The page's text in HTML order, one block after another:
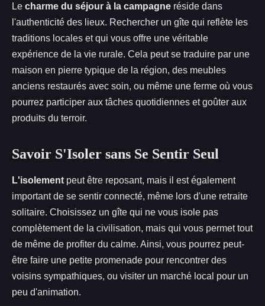
Le charme du séjour à la campagne réside dans
l'authenticité des lieux. Rechercher un gîte qui reflète les
traditions locales et qui vous offre une véritable
expérience de la vie rurale. Cela peut se traduire par une
maison en pierre typique de la région, des meubles
anciens restaurés avec soin, ou même une ferme où vous
pourrez participer aux tâches quotidiennes et goûter aux
produits du terroir.
Savoir S'Isoler sans Se Sentir Seul
L'isolement peut être reposant, mais il est également
important de se sentir connecté, même lors d'une retraite
solitaire. Choisissez un gîte qui ne vous isole pas
complètement de la civilisation, mais qui vous permet tout
de même de profiter du calme. Ainsi, vous pourrez peut-
être faire une petite promenade pour rencontrer des
voisins sympathiques, ou visiter un marché local pour un
peu d'animation.